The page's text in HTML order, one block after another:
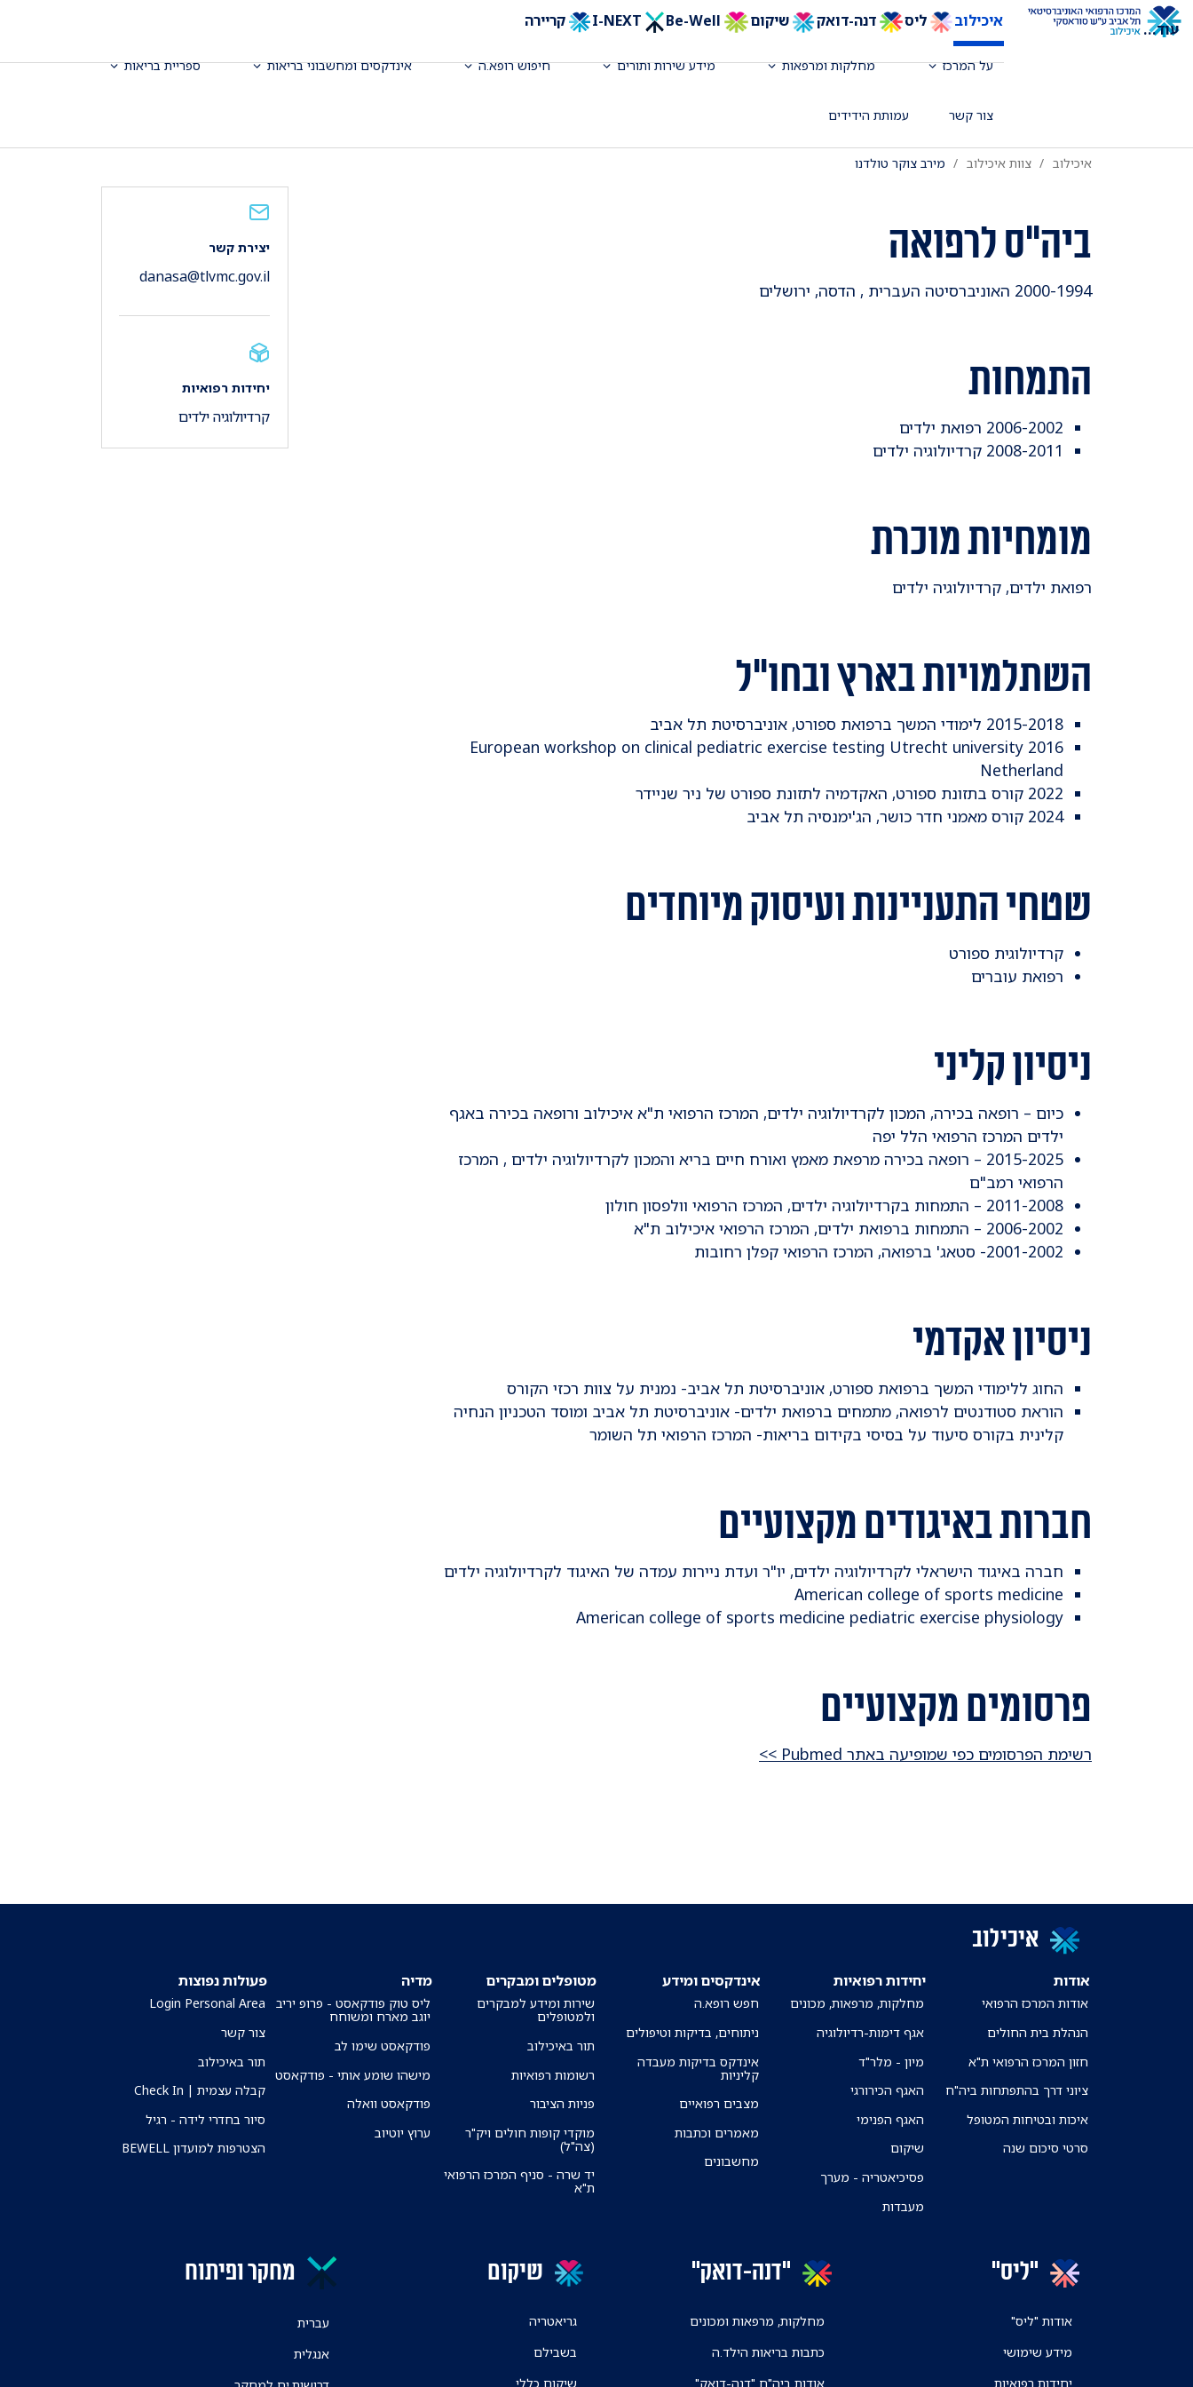
איכילוב ליס דנה-דואק שיקום Be-Well קריירה
על המרכז מחלקות ומרפאות מידע שירות ותורים חיפוש רופא.ה אינדקסים ומחשבוני בריאות ספריית בריאות
צור קשר עמותת הידידים
עוד...
רופאה בכירה, קרדיולוגית ילדים ורופאת ספורט, קרדיולוגיה ילדים, בי"ח דנה
איכילוב צוות איכילוב מירב צוקר טולדנו
ביה"ס לרפואה
2000-1994 האוניברסיטה העברית , הדסה, ירושלים
התמחות
2006-2002 רפואת ילדים
2008-2011 קרדיולוגיה ילדים
מומחיות מוכרת
רפואת ילדים, קרדיולוגיה ילדים
השתלמויות בארץ ובחו"ל
2015-2018 לימודי המשך ברפואת ספורט, אוניברסיטת תל אביב
2016 European workshop on clinical pediatric exercise testing Utrecht university
Netherland
2022 קורס בתזונת ספורט, האקדמיה לתזונת ספורט של ניר שניידר
2024 קורס מאמני חדר כושר, הג'ימנסיה תל אביב
שטחי התעניינות ועיסוק מיוחדים
קרדיולוגית ספורט
רפואת עוברים
ניסיון קליני
כיום – רופאה בכירה, המכון לקרדיולוגיה ילדים, המרכז הרפואי ת"א איכילוב ורופאה בכירה באגף
ילדים המרכז הרפואי הלל יפה
2015-2025 – רופאה בכירה מרפאת מאמץ ואורח חיים בריא והמכון לקרדיולוגיה ילדים , המרכז
הרפואי רמב"ם
2011-2008 – התמחות בקרדיולוגיה ילדים, המרכז הרפואי וולפסון חולון
2006-2002 – התמחות ברפואת ילדים, המרכז הרפואי איכילוב ת"א
2001-2002- סטאג' ברפואה, המרכז הרפואי קפלן רחובות
ניסיון אקדמי
החוג ללימודי המשך ברפואת ספורט, אוניברסיטת תל אביב- נמנית על צוות רכזי הקורס
הוראת סטודנטים לרפואה, מתמחים ברפואת ילדים- אוניברסיטת תל אביב ומוסד הטכניון הנחיה
קלינית בקורס סיעוד על בסיסי בקידום בריאות- המרכז הרפואי תל השומר
חברות באיגודים מקצועיים
חברה באיגוד הישראלי לקרדיולוגיה ילדים, יו"ר ועדת ניירות עמדה של האיגוד לקרדיולוגיה ילדים
American college of sports medicine
American college of sports medicine pediatric exercise physiology
פרסומים מקצועיים
רשימת הפרסומים כפי שמופיעה באתר Pubmed >>
יצירת קשר
danasa@tlvmc.gov.il
יחידות רפואיות
קרדיולוגיה ילדים
איכילוב
אודות
אודות המרכז הרפואי
הנהלת בית החולים
חזון המרכז הרפואי ת"א
ציוני דרך בהתפתחות ביה"ח
איכות ובטיחות המטופל
סרטי סיכום שנה
יחידות רפואיות
מחלקות, מרפאות, מכונים
אגף דימות-רדיולוגיה
מיון - מלר"ד
האגף הכירורגי
האגף הפנימי
שיקום
פסיכיאטריה - מערך
מעבדות
אינדקסים ומידע
חפש רופא.ה
ניתוחים, בדיקות וטיפולים
אינדקס בדיקות מעבדה
קליניות
מצבים רפואיים
מאמרים וכתבות
מחשבונים
מטופלים ומבקרים
שירות ומידע למבקרים
ולמטופלים
תור באיכילוב
רשומות רפואיות
פניות הציבור
מוקדי קופות חולים ויק"ר
(צה"ל)
יד שרה - סניף המרכז הרפואי
ת"א
מדיה
ליס טוק פודקאסט - פרופ יריב
יוגב מארח ומשוחח
פודקאסט שימו לב
מישהו שומע אותי - פודקאסט
פודקאסט וואלה
ערוץ יוטיוב
פעולות נפוצות
Login Personal Area
צור קשר
תור באיכילוב
קבלה עצמית | Check In
סיור בחדרי לידה - רגיל
הצטרפות למועדון BEWELL
"ליס"
אודות "ליס"
מידע שימושי
יחידות רפואיות
"דנה-דואק"
מחלקות, מרפאות ומכונים
כתבות בריאות הילד.ה
אודות ביה"ח "דנה-דואק"
שיקום
גריאטריה
בשבילם
שיקום כללי
מחקר ופיתוח
עברית
אנגלית